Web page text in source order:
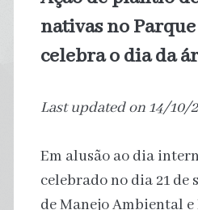
nativas no
celebra o dia da
Last updated on 14/10/
Em alusão ao dia
celebrado no dia 21 de
de Manejo Ambiental e